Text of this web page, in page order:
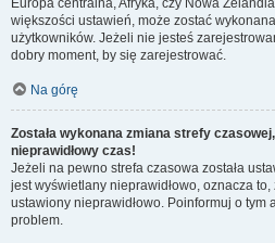
Europa centralna, Afryka, czy Nowa
większości ustawień, może zostać
użytkowników. Jeżeli nie jesteś
dobry moment, by się zarejestrować.
Na górę
Została wykonana zmiana strefy
nieprawidłowy czas!
Jeżeli na pewno strefa czasowa została
jest wyświetlany nieprawidłowo, oznacza
ustawiony nieprawidłowo. Poinformuj o tym
problem.